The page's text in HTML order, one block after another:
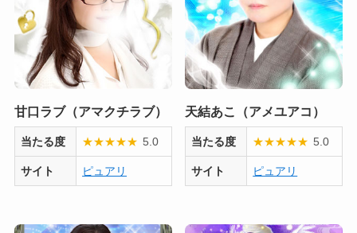
甘口ラブ（アマクチラブ）
当たる度 ★★★★★ 5.0
サイト ピュアリ
天結あこ（アメユアコ）
当たる度 ★★★★★ 5.0
サイト ピュアリ